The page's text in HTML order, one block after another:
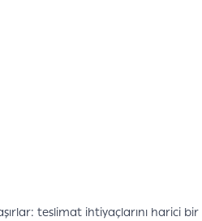
teslimat ihtiyaçlarını